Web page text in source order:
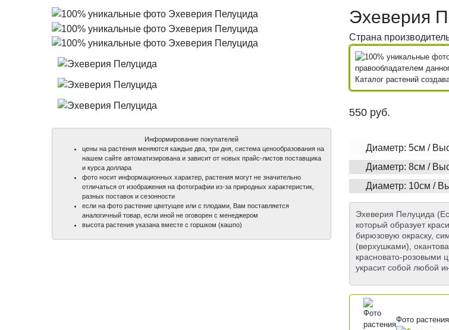
Информирование покупателей
цены на растения меняются каждые два, три дня, система ценообразования на
нашем сайте автоматизирована и зависит от новых прайс-листов поставщика
и курса доллара
фото носит информационных характер, растения могут не значительно
отличаться от изображения на фотографии из-за природных характеристик,
разных поставок и сезонности
если на фото растение цветущее или с плодами, Вам поставляется
аналогичный товар, если иной не оговорен с менеджером
высота растения указана вместе с горшком (кашпо)
Эхеверия
Страна
правообладателем
Каталог растений
550 руб.
Диаметр: 5см /
Диаметр: 8см /
Диаметр: 10см /
Эхеверия Пелуцида
который образует
бирюзовую окраску,
(верхушками),
красновато-розовыми
украсит собой любой
Фото